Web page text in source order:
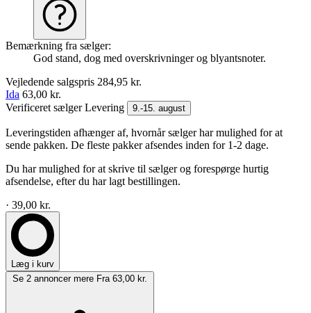
Bemærkning fra sælger:
God stand, dog med overskrivninger og blyantsnoter.
Vejledende salgspris 284,95 kr.
Ida 63,00 kr.
Verificeret sælgerLevering 9.-15. august
Leveringstiden afhænger af, hvornår sælger har mulighed for at
sende pakken. De fleste pakker afsendes inden for 1-2 dage.
Du har mulighed for at skrive til sælger og forespørge hurtig
afsendelse, efter du har lagt bestillingen.
· 39,00 kr.
Læg i kurv
Se 2 annoncer mere Fra 63,00 kr.